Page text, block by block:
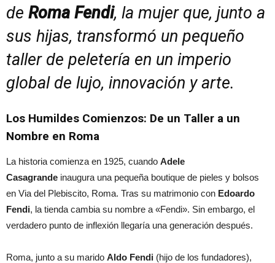
de Roma Fendi, la mujer que, junto a
sus hijas, transformó un pequeño
taller de peletería en un imperio
global de lujo, innovación y arte.
Los Humildes Comienzos: De un Taller a un
Nombre en Roma
La historia comienza en 1925, cuando Adele
Casagrande inaugura una pequeña boutique de pieles y bolsos
en Via del Plebiscito, Roma. Tras su matrimonio con Edoardo
Fendi, la tienda cambia su nombre a «Fendi». Sin embargo, el
verdadero punto de inflexión llegaría una generación después.
Roma, junto a su marido Aldo Fendi (hijo de los fundadores),